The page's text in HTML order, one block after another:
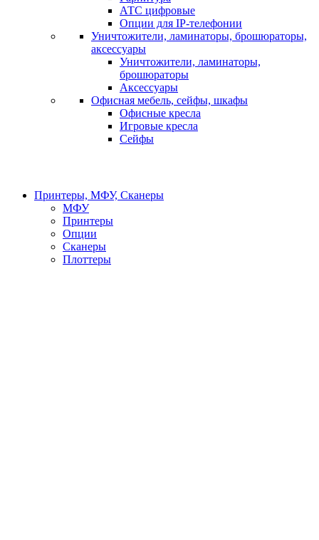
АТС цифровые
Опции для IP-телефонии
Уничтожители, ламинаторы, брошюраторы,
аксессуары
Уничтожители, ламинаторы,
брошюраторы
Аксессуары
Офисная мебель, сейфы, шкафы
Офисные кресла
Игровые кресла
Сейфы
Принтеры, МФУ, Сканеры
МФУ
Принтеры
Опции
Сканеры
Плоттеры